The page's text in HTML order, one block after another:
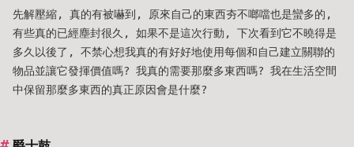
先解壓縮, 真的有被嚇到, 原來自己的東西夯不啷噹也是蠻多的,
有些真的已經塵封很久, 如果不是這次行動, 下次看到它不曉得是
多久以後了, 不禁心想我真的有好好地使用每個和自己建立關聯的
物品並讓它發揮價值嗎? 我真的需要那麼多東西嗎? 我在生活空間
中保留那麼多東西的真正原因會是什麼?